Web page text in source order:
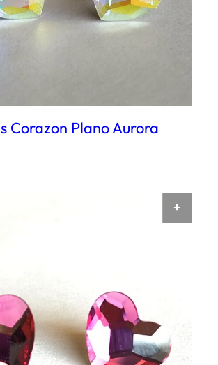
Corazon Plano Aurora